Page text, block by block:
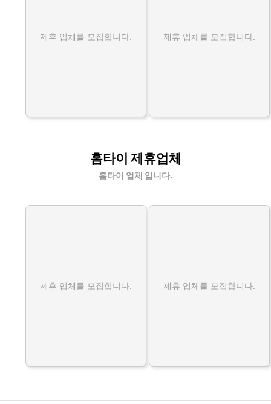
제휴 업체를 모집합니다. 제휴 업체를 모집합니다.
홈타이 제휴업체
홈타이 업체 입니다.
제휴 업체를 모집합니다. 제휴 업체를 모집합니다.